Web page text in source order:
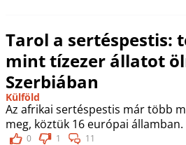
Tarol a sertéspestis:
mint tízezer állatot
Szerbiában
Külföld
Az afrikai sertéspestis már több
meg, köztük 16 európai államban.
0 1 11